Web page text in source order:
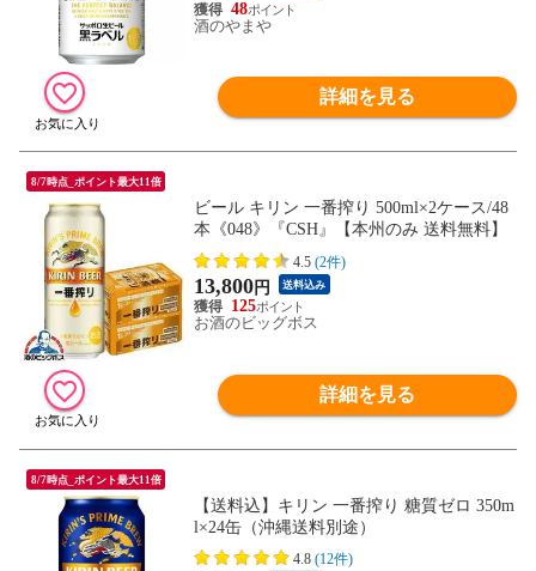
48
酒のやまや
詳細を見る
8/7時点_ポイント最大11倍
ビール キリン 一番搾り 500ml×2ケース/48
本《048》『CSH』【本州のみ 送料無料】
4.5 (2件)
13,800円 送料込み
125
お酒のビッグボス
詳細を見る
8/7時点_ポイント最大11倍
【送料込】キリン 一番搾り 糖質ゼロ 350m
l×24缶（沖縄送料別途）
4.8 (12件)